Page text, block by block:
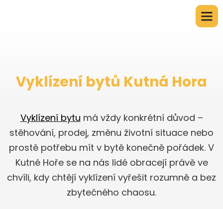
Vyklízení bytů Kutná Hora
Vyklízení bytu má vždy konkrétní důvod –
stěhování, prodej, změnu životní situace nebo
prostě potřebu mít v bytě konečně pořádek. V
Kutné Hoře se na nás lidé obracejí právě ve
chvíli, kdy chtějí vyklízení vyřešit rozumně a bez
zbytečného chaosu.